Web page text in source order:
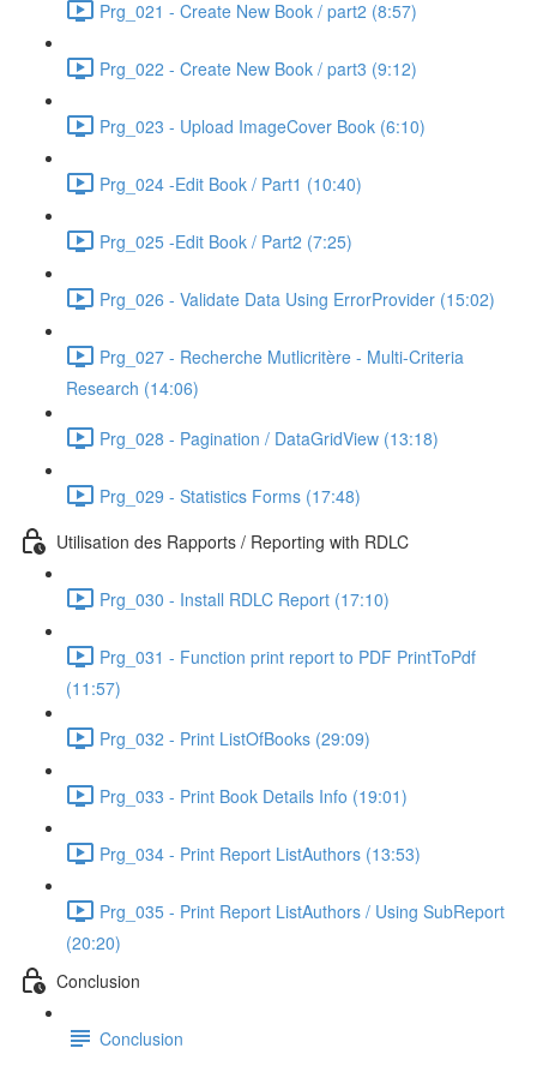
Prg_021 - Create New Book / part2 (8:57)
Prg_022 - Create New Book / part3 (9:12)
Prg_023 - Upload ImageCover Book (6:10)
Prg_024 -Edit Book / Part1 (10:40)
Prg_025 -Edit Book / Part2 (7:25)
Prg_026 - Validate Data Using ErrorProvider (15:02)
Prg_027 - Recherche Mutlicritère - Multi-Criteria
Research (14:06)
Prg_028 - Pagination / DataGridView (13:18)
Prg_029 - Statistics Forms (17:48)
Utilisation des Rapports / Reporting with RDLC
Prg_030 - Install RDLC Report (17:10)
Prg_031 - Function print report to PDF PrintToPdf
(11:57)
Prg_032 - Print ListOfBooks (29:09)
Prg_033 - Print Book Details Info (19:01)
Prg_034 - Print Report ListAuthors (13:53)
Prg_035 - Print Report ListAuthors / Using SubReport
(20:20)
Conclusion
Conclusion